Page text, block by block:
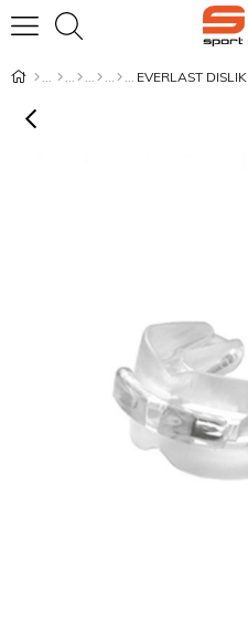
EVERLAST DISLIK